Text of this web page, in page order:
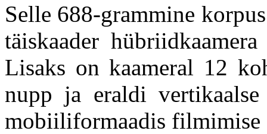
Selle 688-grammine
täiskaader
Lisaks on kaameral 12
nupp ja eraldi
mobiiliformaadis filmimise